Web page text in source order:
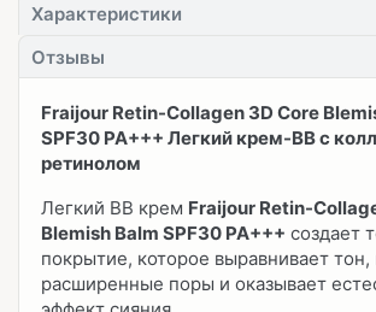
Характеристики
Отзывы
Fraijour Retin-Collagen 3D Core
SPF30 PA+++ Легкий крем-ВВ с
ретинолом
Легкий ВВ крем Fraijour Retin-
Blemish Balm SPF30 PA+++ создает
покрытие, которое выравнивает тон,
расширенные поры и оказывает